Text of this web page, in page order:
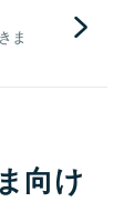
ま
向け